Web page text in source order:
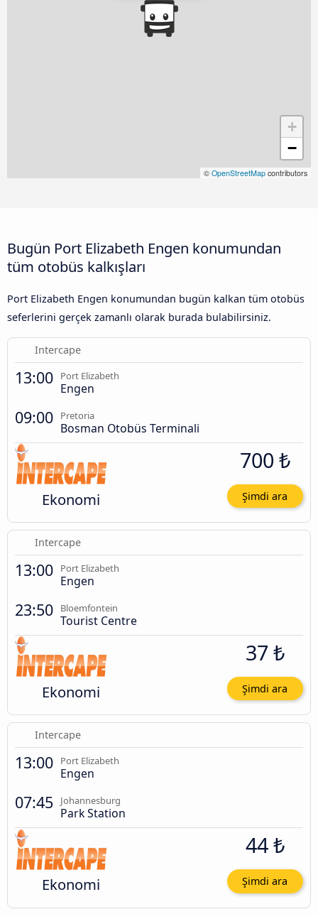
+
−
© OpenStreetMap contributors
Bugün Port Elizabeth Engen konumundan
tüm otobüs kalkışları
Port Elizabeth Engen konumundan bugün kalkan tüm otobüs
seferlerini gerçek zamanlı olarak burada bulabilirsiniz.
Intercape
13:00 Port Elizabeth
Engen
09:00 Pretoria
Bosman Otobüs Terminali
Ekonomi
700 ₺
Şimdi ara
Intercape
13:00 Port Elizabeth
Engen
23:50 Bloemfontein
Tourist Centre
Ekonomi
37 ₺
Şimdi ara
Intercape
13:00 Port Elizabeth
Engen
07:45 Johannesburg
Park Station
Ekonomi
44 ₺
Şimdi ara